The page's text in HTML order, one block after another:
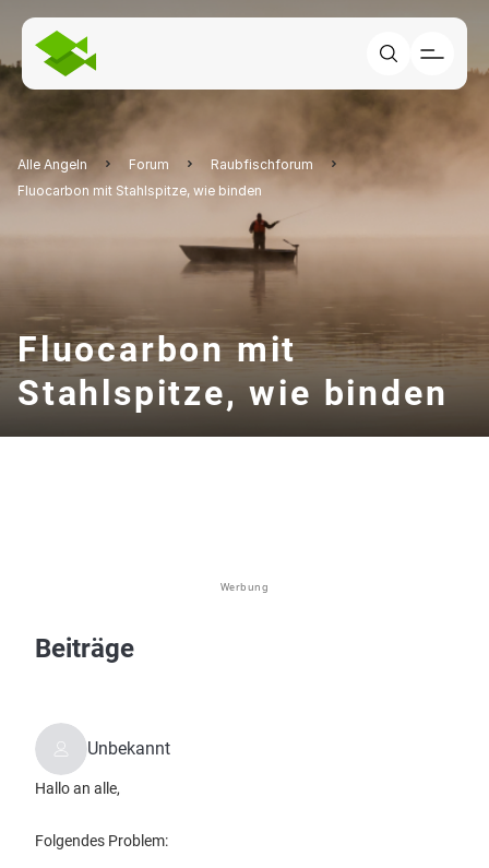
Alle Angeln Forum
Raubfischforum
Fluocarbon mit Stahlspitze, wie binden
Fluocarbon mit
Stahlspitze, wie binden
Werbung
Beiträge
Unbekannt
Hallo an alle,
Folgendes Problem: